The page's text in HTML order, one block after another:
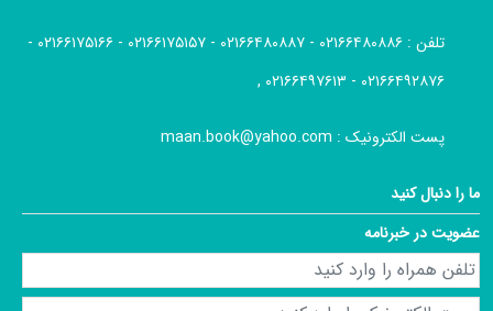
تلفن :
۰۲۱۶۶۴۸۰۸۸۶ - ۰۲۱۶۶۴۸۰۸۸۷ - ۰۲۱۶۶۱۷۵۱۵۷ - ۰۲۱۶۶۱۷۵۱۶۶ -
۰۲۱۶۶۴۹۲۸۷۶ - ۰۲۱۶۶۴۹۷۶۱۳ ,
پست الکترونیک : maan.book@yahoo.com
ما را دنبال کنید
عضویت در خبرنامه